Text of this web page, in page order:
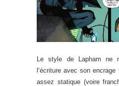
Le style de Lapham ne
l’écriture avec son
assez statique (voire